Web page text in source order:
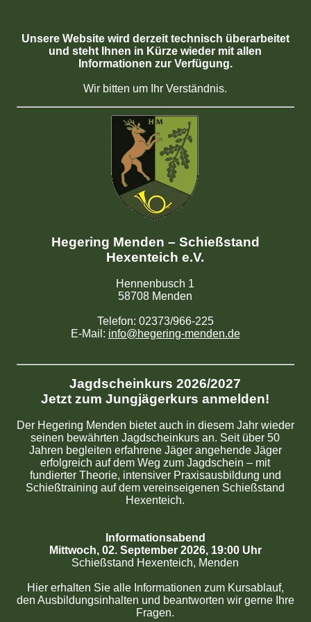
Unsere Website wird derzeit technisch überarbeitet
und steht Ihnen in Kürze wieder mit allen
Informationen zur Verfügung.
Wir bitten um Ihr Verständnis.
Hegering Menden – Schießstand
Hexenteich e.V.
Hennenbusch 1
58708 Menden
Telefon: 02373/966-225
E-Mail: info@hegering-menden.de
Jagdscheinkurs 2026/2027
Jetzt zum Jungjägerkurs anmelden!
Der Hegering Menden bietet auch in diesem Jahr wieder
seinen bewährten Jagdscheinkurs an. Seit über 50
Jahren begleiten erfahrene Jäger angehende Jäger
erfolgreich auf dem Weg zum Jagdschein – mit
fundierter Theorie, intensiver Praxisausbildung und
Schießtraining auf dem vereinseigenen Schießstand
Hexenteich.
Informationsabend
Mittwoch, 02. September 2026, 19:00 Uhr
Schießstand Hexenteich, Menden
Hier erhalten Sie alle Informationen zum Kursablauf,
den Ausbildungsinhalten und beantworten wir gerne Ihre
Fragen.